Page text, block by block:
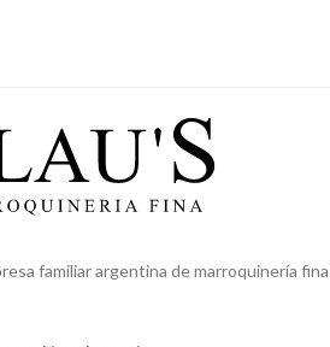
familiar argentina de marroquinería fina